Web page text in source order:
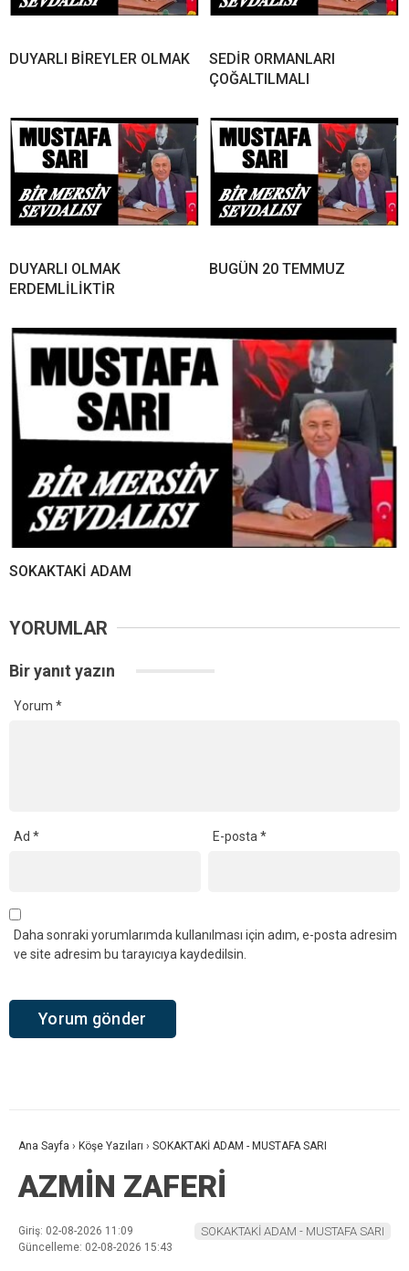
DUYARLI BİREYLER OLMAK
SEDİR ORMANLARI
ÇOĞALTILMALI
DUYARLI OLMAK
ERDEMLİLİKTİR
BUGÜN 20 TEMMUZ
SOKAKTAKİ ADAM
YORUMLAR
Bir yanıt yazın
Yorum *
Ad * E-posta*
Daha sonraki yorumlarımda kullanılması için adım, e-posta adresim
ve site adresim bu tarayıcıya kaydedilsin.
Ana Sayfa › Köşe Yazıları › SOKAKTAKİ ADAM - MUSTAFA SARI
AZMİN ZAFERİ
Giriş: 02-08-2026 11:09
Güncelleme: 02-08-2026 15:43
SOKAKTAKİ ADAM - MUSTAFA SARI